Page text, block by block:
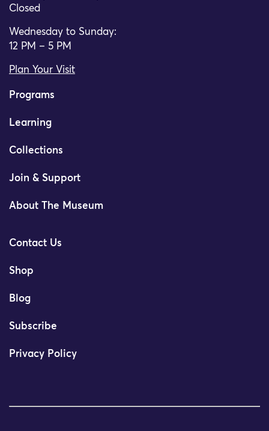
Closed
Wednesday to Sunday:
12 PM – 5 PM
Plan Your Visit
Programs
Learning
Collections
Join & Support
About The Museum
Contact Us
Shop
Blog
Subscribe
Privacy Policy